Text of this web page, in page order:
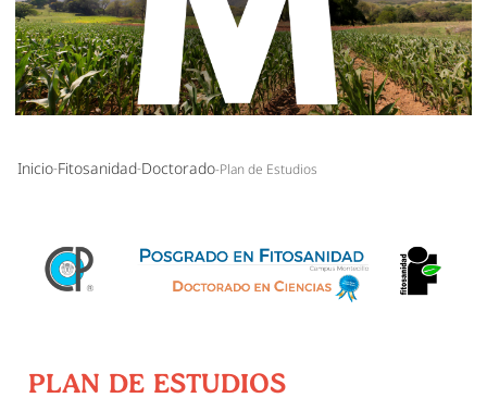
Inicio Fitosanidad Doctorado Plan de Estudios
PLAN DE ESTUDIOS